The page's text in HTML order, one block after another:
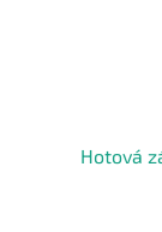
Hotová